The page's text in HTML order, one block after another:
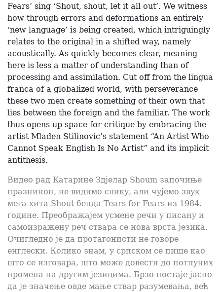
Fears’ sing ‘Shout, shout, let it all out’. We witness
how through errors and deformations an entirely
‘new language’ is being created, which intriguingly
relates to the original in a shifted way, namely
acoustically. As quickly becomes clear, meaning
here is less a matter of understanding than of
processing and assimilation. Cut off from the lingua
franca of a globalized world, with perseverance
these two men create something of their own that
lies between the foreign and the familiar. The work
thus opens up space for critique by embracing the
artist Mladen Stilinovic’s statement “An Artist Who
Cannot Speak English Is No Artist” and its implicit
antithesis.
Видео рад Катарине Здјелар Shoum започиње
празнинон, не видимо слику, али чујемо звук
мега хита Shout бенда Tears for Fears из 1984.
године. Преображајем усмене речи у писану и
самоизражену реч ствара се нова врста језика.
Очигледно је да протагонисти не говоре
енглески. Колико знам, у српском се пише као
што се изговара, што може довести до потпуних
промена на другим језицима. Брзо постаје јасно
да је значење овде мање ствар разумевања, већ